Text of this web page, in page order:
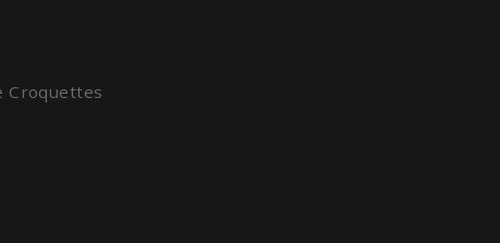
Croquettes